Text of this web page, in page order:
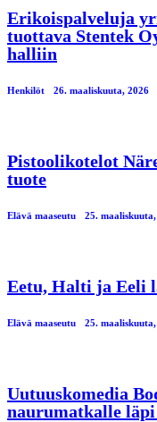
Erikoispalveluja
tuottava Stentek
halliin
Henkilöt 26. maaliskuuta, 2026
Pistoolikotelot
tuote
Elävä maaseutu 25.
Eetu, Halti ja Eeli
Elävä maaseutu 25.
Uutuuskomedia
naurumatkalle